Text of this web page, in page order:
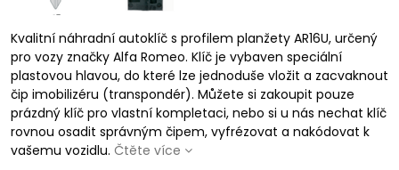
Kvalitní náhradní autoklíč s profilem planžety AR16U, určený
pro vozy značky Alfa Romeo. Klíč je vybaven speciální
plastovou hlavou, do které lze jednoduše vložit a zacvaknout
čip imobilizéru (transpondér). Můžete si zakoupit pouze
prázdný klíč pro vlastní kompletaci, nebo si u nás nechat klíč
rovnou osadit správným čipem, vyfrézovat a nakódovat k
vašemu vozidlu. Čtěte více